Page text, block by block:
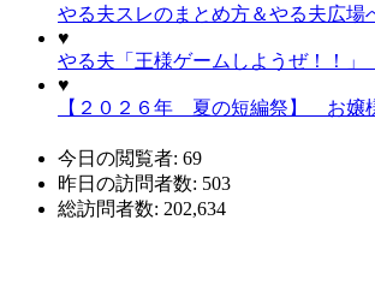
やる夫スレのまとめ方＆やる夫広場
♥
やる夫「王様ゲームしようぜ！！
♥
【２０２６年 夏の短編祭】 お嬢
今日の閲覧者: 69
昨日の訪問者数: 503
総訪問者数: 202,634